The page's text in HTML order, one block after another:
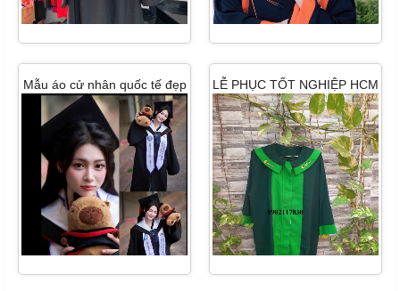
Mẫu áo cử nhân quốc tế đẹp
ấn tượng nhất
LỄ PHỤC TỐT NGHIỆP HCM
RẺ